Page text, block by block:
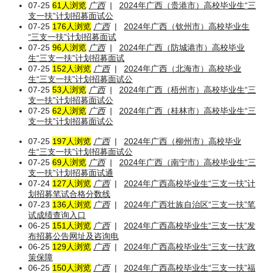
07-25 61人浏览 广西|
2024年广西（贵港市）高校毕业生“三
支一扶”计划招募面试公
07-25 176人浏览 广西|
2024年广西（钦州市）高校毕业生
“三支一扶”计划招募面试
07-25 96人浏览 广西|
2024年广西（防城港市）高校毕业
生“三支一扶”计划招募面试
07-25 152人浏览 广西|
2024年广西（北海市）高校毕业
生“三支一扶”计划招募面试公
07-25 53人浏览 广西|
2024年广西（梧州市）高校毕业生“三
支一扶”计划招募面试公
07-25 62人浏览 广西|
2024年广西（桂林市）高校毕业生“三
支一扶”计划招募面试公
07-25 197人浏览 广西|
2024年广西（柳州市）高校毕业
生“三支一扶”计划招募面试公
07-25 69人浏览 广西|
2024年广西（南宁市）高校毕业生“三
支一扶”计划招募面试通
07-24 127人浏览 广西|
2024年广西高校毕业生“三支一扶”计
划招募笔试合格分数线
07-23 136人浏览 广西|
2024年广西壮族自治区“三支一扶”笔
试成绩查询入口
06-25 151人浏览 广西|
2024年广西高校毕业生“三支一扶”发
布招募公告网址及咨询电
06-25 129人浏览 广西|
2024年广西高校毕业生“三支一扶”政
策保障
06-25 150人浏览 广西|
2024年广西高校毕业生“三支一扶”福